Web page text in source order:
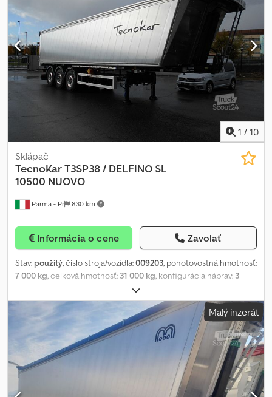
385/65 R22,5; KOTOUČOVÉ BRZDY; PNEUMATICKÉ ODPRUŽENÍ;
ZVEDACÍ PRVNÍ NÁPRAVA; ŘÍDÍCÍ TŘETÍ NÁPRAVA; OBJEM KORBY:
45,5 M3; EBS; Dwedohk Uzcepfx Ag Dsa ELEKTRICKÁ PLACHTA NA
DÁLKOVÉ OVLÁDÁNÍ; VÝSUVNÉ NOHY JOST; HYDRAULICKÝ
SYSTÉM HALDEX;
1 / 10
Parma - Pr 830 km
Sklápač
TecnoKarT3SP38 / DELFINO SL
10500 NUOVO
Informácia o cene Zavolať
Stav: použitý, číslo stroja/vozidla:009203, pohotovostná hmotnosť:
7 000 kg, celková hmotnosť: 31 000 kg, konfigurácia náprav: 3
, dĺžka ložného priestoru:10 500 mm
priestoru:2 500 mm, výška ložného priestoru:2 000 mm, objem
nakladacieho priestoru:
53 m³ , zavesenie:vzduch , veľkosť
385/65 r22,5, farba:svetlosivá, Rok výroby: 2021,
NÁVES S ZADNÍ SKLÁPĚCÍ KORBOU TECNOKAR T3SP38 / DELFINO
– NOVÝ, IHNED K DODÁNÍ; ROZMĚRY NÁKLADOVÉHO PROSTORU:
DÉLKA 10 500 MM × ŠÍŘKA 2 500 MM × VÝŠKA 2 000 MM; Dwedshc
Sfrspfx Ag Dea ROZVOR: 5 800 MM; NOSNOST: 31 000 KG; CELKOVÁ
HMOTNOST (GVW): 38 000 KG; PNEUMATIKY: 385/65 R22,5;
Malý inzerát